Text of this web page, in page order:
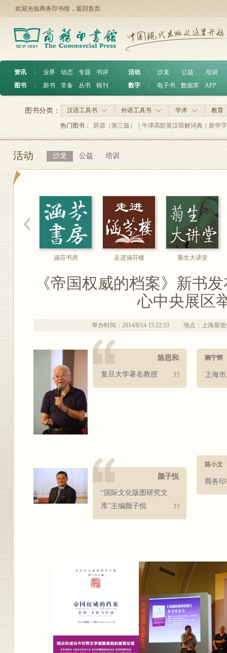
欢迎光临商务印书馆， 返回首页
资讯 ︱ 业界 动态 专题
书评
图书
︱ 新书 常备 丛书 辑刊
活动 沙龙 公益
培训
数字
电子书 数据库 APP
汉语工具书 外语工具书 学术 教育
图书分类：
热门图书： 辞源（第三版） 牛津高阶英汉双解词典 新华
活动 沙龙 公益 培训
涵芬书房 走进涵芬楼 菊生大讲堂
《帝国权威的档案》新书
心中央展区
举办时间：2014/8/14 15:22:53 地点：上海展
陈思和
复旦大学著名教授
颜子悦
“国际文化版图研究文
库”主编颜子悦
阚宁辉
上海
陈小文
商务